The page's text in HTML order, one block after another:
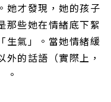
她才發現，她的孩子
那些她在情緒底下絮
生氣」。當她情緒緩
的話語（實際上，
。